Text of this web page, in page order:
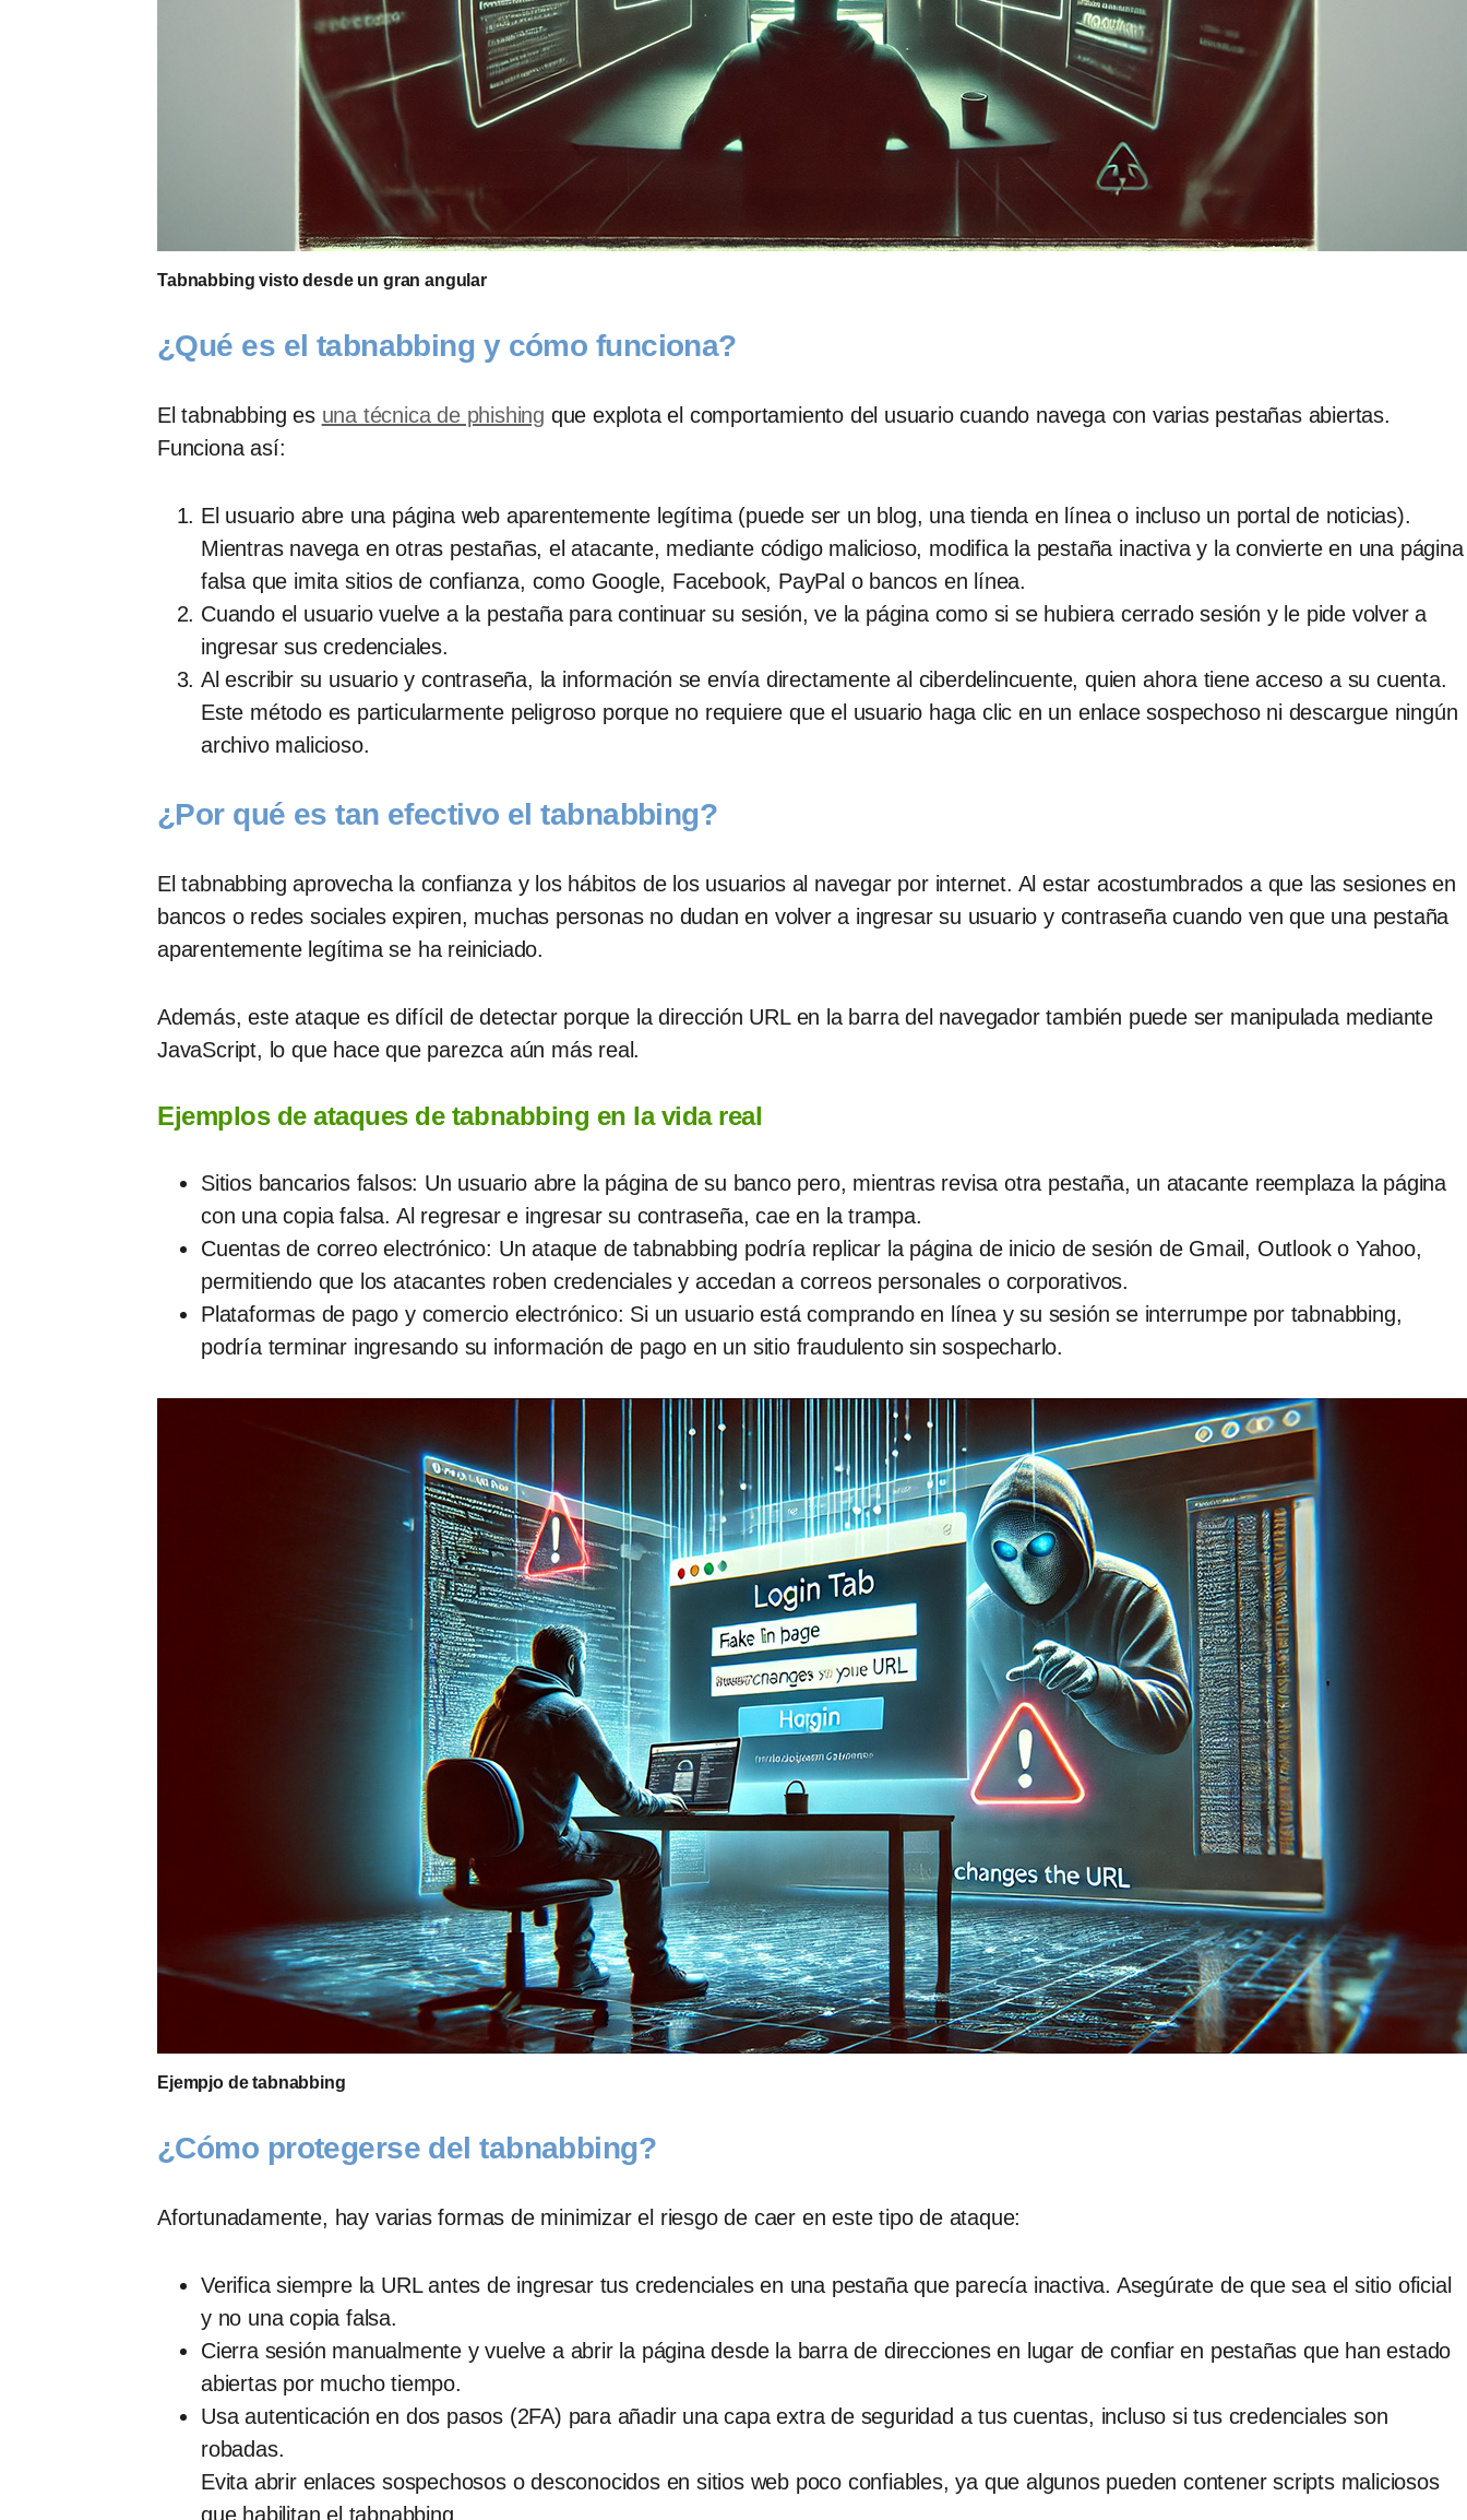
Tabnabbing visto desde un gran angular
¿Qué es el tabnabbing y cómo funciona?
El tabnabbing es una técnica de phishing que explota el comportamiento del usuario cuando navega con varias pestañas abiertas.
Funciona así:
El usuario abre una página web aparentemente legítima (puede ser un blog, una tienda en línea o incluso un portal de noticias).
Mientras navega en otras pestañas, el atacante, mediante código malicioso, modifica la pestaña inactiva y la convierte en una página
falsa que imita sitios de confianza, como Google, Facebook, PayPal o bancos en línea.
Cuando el usuario vuelve a la pestaña para continuar su sesión, ve la página como si se hubiera cerrado sesión y le pide volver a
ingresar sus credenciales.
Al escribir su usuario y contraseña, la información se envía directamente al ciberdelincuente, quien ahora tiene acceso a su cuenta.
Este método es particularmente peligroso porque no requiere que el usuario haga clic en un enlace sospechoso ni descargue ningún
archivo malicioso.
¿Por qué es tan efectivo el tabnabbing?
El tabnabbing aprovecha la confianza y los hábitos de los usuarios al navegar por internet. Al estar acostumbrados a que las sesiones en
bancos o redes sociales expiren, muchas personas no dudan en volver a ingresar su usuario y contraseña cuando ven que una pestaña
aparentemente legítima se ha reiniciado.
Además, este ataque es difícil de detectar porque la dirección URL en la barra del navegador también puede ser manipulada mediante
JavaScript, lo que hace que parezca aún más real.
Ejemplos de ataques de tabnabbing en la vida real
Sitios bancarios falsos: Un usuario abre la página de su banco pero, mientras revisa otra pestaña, un atacante reemplaza la página
con una copia falsa. Al regresar e ingresar su contraseña, cae en la trampa.
Cuentas de correo electrónico: Un ataque de tabnabbing podría replicar la página de inicio de sesión de Gmail, Outlook o Yahoo,
permitiendo que los atacantes roben credenciales y accedan a correos personales o corporativos.
Plataformas de pago y comercio electrónico: Si un usuario está comprando en línea y su sesión se interrumpe por tabnabbing,
podría terminar ingresando su información de pago en un sitio fraudulento sin sospecharlo.
Ejempjo de tabnabbing
¿Cómo protegerse del tabnabbing?
Afortunadamente, hay varias formas de minimizar el riesgo de caer en este tipo de ataque:
Verifica siempre la URL antes de ingresar tus credenciales en una pestaña que parecía inactiva. Asegúrate de que sea el sitio oficial
y no una copia falsa.
Cierra sesión manualmente y vuelve a abrir la página desde la barra de direcciones en lugar de confiar en pestañas que han estado
abiertas por mucho tiempo.
Usa autenticación en dos pasos (2FA) para añadir una capa extra de seguridad a tus cuentas, incluso si tus credenciales son
robadas.
Evita abrir enlaces sospechosos o desconocidos en sitios web poco confiables, ya que algunos pueden contener scripts maliciosos
que habilitan el tabnabbing.